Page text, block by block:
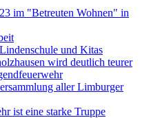
im "Betreuten Wohnen" in
und Kitas
wird deutlich teurer
aller Limburger
ist eine starke Truppe